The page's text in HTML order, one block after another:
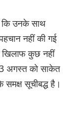
कि उनके साथ
नहीं की गई
खिलाफ कुछ नहीं
अगस्त को साकेत
सूचीबद्ध है।